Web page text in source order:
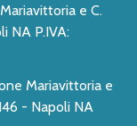
e C.
Mariavittoria e
- Napoli NA